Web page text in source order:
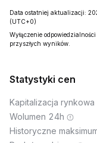
Data ostatniej aktualizacji:
(UTC+0)
Wyłączenie
przyszłych wyników.
Statystyki cen
Kapitalizacja rynkowa
Wolumen 24h
Historyczne